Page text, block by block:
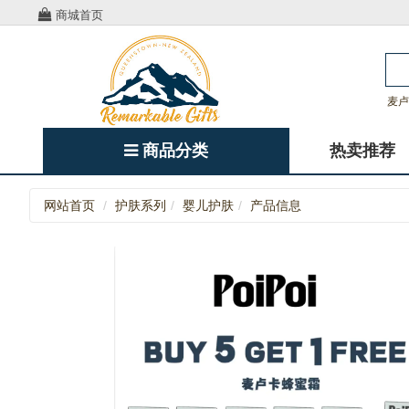
商城首页
麦
商品分类 热卖推荐
网站首页 护肤系列 婴儿护肤 产品信息